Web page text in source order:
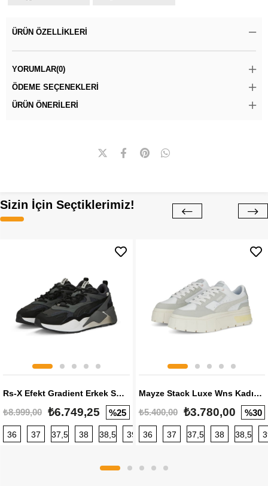
ÜRÜN ÖZELLIKLERI
YORUMLAR(0)
ÖDEME SEÇENEKLERI
ÜRÜN ÖNERILERI
Sizin İçin Seçtiklerimiz!
Rs-X Efekt Gradient Erkek Sneaker
₺8.999,00 ₺6.749,25 %25
36 37 37,5 38 38,5 39 40 40,5 41 42 42,5
Mayze Stack Luxe Wns Kadın Sneaker
₺5.400,00 ₺3.780,00 %30
36 37 37,5 38 38,5